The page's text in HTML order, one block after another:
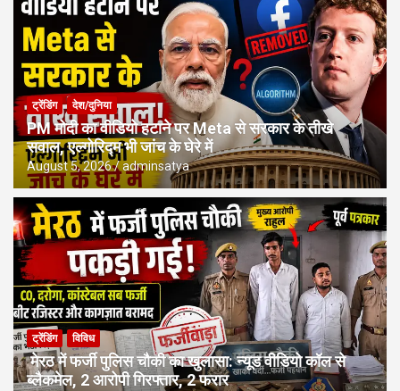
ट्रेंडिंग देश/दुनिया
PM मोदी का वीडियो हटाने पर Meta से सरकार के तीखे
सवाल, एल्गोरिद्म भी जांच के घेरे में
August 5, 2026 adminsatya
ट्रेंडिंग विविध
मेरठ में फर्जी पुलिस चौकी का खुलासा: न्यूड वीडियो कॉल से
ब्लैकमेल, 2 आरोपी गिरफ्तार, 2 फरार